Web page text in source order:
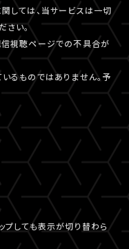
しては、当サービスは一切
さい。
視聴ページでの不具合が
るものではありません。予
プしても表示が切り替わら